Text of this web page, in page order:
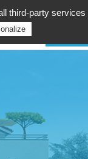
third-party services